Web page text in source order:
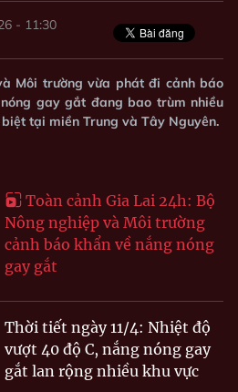
- 11:30
Môi trường vừa phát đi cảnh báo
gay gắt đang bao trùm nhiều
tại miền Trung và Tây Nguyên.
Toàn cảnh Gia Lai 24h: Bộ
Nông nghiệp và Môi trường
cảnh báo khẩn về nắng nóng
gay gắt
Thời tiết ngày 11/4: Nhiệt độ
vượt 40 độ C, nắng nóng gay
gắt lan rộng nhiều khu vực